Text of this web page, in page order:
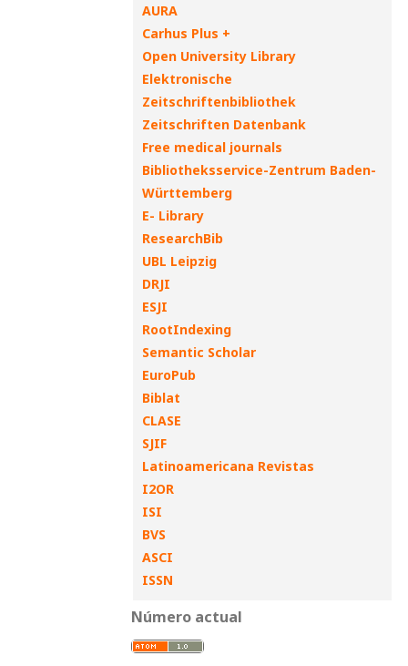
AURA
Carhus Plus +
Open University Library
Elektronische
Zeitschriftenbibliothek
Zeitschriften Datenbank
Free medical journals
Bibliotheksservice-Zentrum Baden-
Württemberg
E- Library
ResearchBib
UBL Leipzig
DRJI
ESJI
RootIndexing
Semantic Scholar
EuroPub
Biblat
CLASE
SJIF
Latinoamericana Revistas
I2OR
ISI
BVS
ASCI
ISSN
Número actual